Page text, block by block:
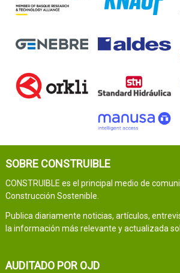
SOBRE CONSTRUIBLE
CONSTRUIBLE es el principal medio de
Construcción Sostenible.
Publica diariamente noticias, artículos,
la información más relevante y actualizada
AUDITADO POR OJD